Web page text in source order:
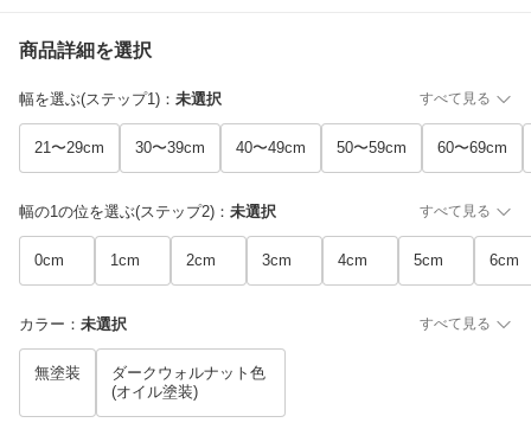
商品詳細を選択
幅を選ぶ(ステップ1) ： 未選択 すべて見る
21〜29cm 30〜39cm 40〜49cm 50〜59cm 60〜69cm
幅の1の位を選ぶ(ステップ2) ： 未選択 すべて見る
0cm 1cm 2cm 3cm 4cm 5cm 6cm
カラー ： 未選択 すべて見る
無塗装
ダークウォルナット色
(オイル塗装)